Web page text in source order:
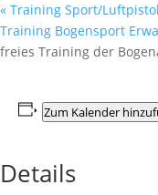
« Training Sport/
Training Bogensport
freies Training der
Zum Kalender
Details